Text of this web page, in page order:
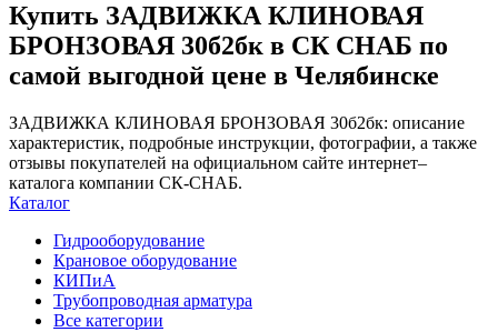
Купить ЗАДВИЖКА КЛИНОВАЯ
БРОНЗОВАЯ 30б2бк в СК СНАБ по
самой выгодной цене в Челябинске
ЗАДВИЖКА КЛИНОВАЯ БРОНЗОВАЯ 30б2бк: описание
характеристик, подробные инструкции, фотографии, а также
отзывы покупателей на официальном сайте интернет–
каталога компании СК-СНАБ.
Каталог
Гидрооборудование
Крановое оборудование
КИПиА
Трубопроводная арматура
Все категории